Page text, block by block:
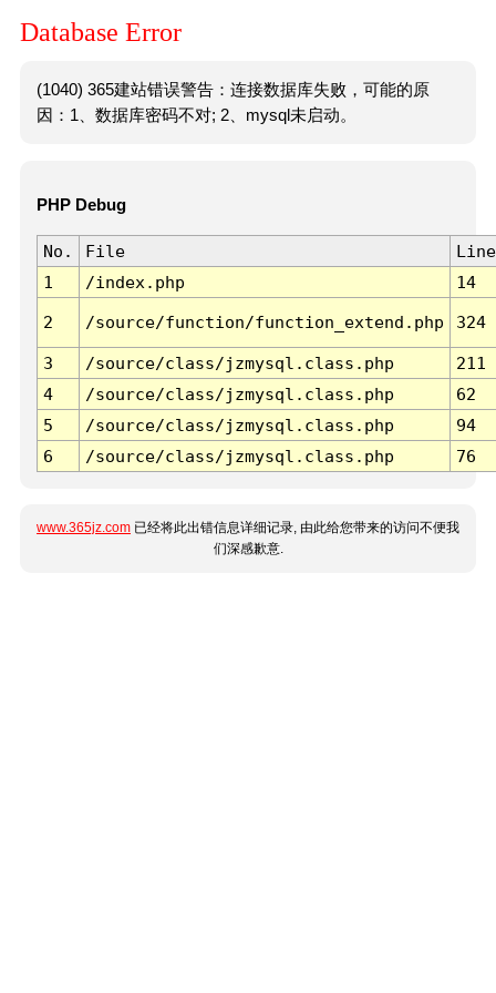
Database Error
(1040) 365建站错误警告：连接数据库失败，可能的原
因：1、数据库密码不对; 2、mysql未启动。
PHP Debug
No. File
Line
1
/index.php 14
2 /source/function/function_extend.php 324
3 /source/class/jzmysql.class.php
211
4
/source/class/jzmysql.class.php
62
5
/source/class/jzmysql.class.php
94
6
/source/class/jzmysql.class.php 76
www.365jz.com 已经将此出错信息详细记录, 由此给您带来的访问不便我
们深感歉意.